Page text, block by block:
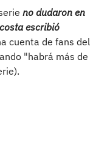
no dudaron en
escribió
cuenta de fans del
"habrá más de